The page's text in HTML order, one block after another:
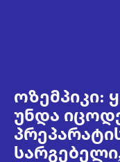
ოზემპიკი:
უნდა